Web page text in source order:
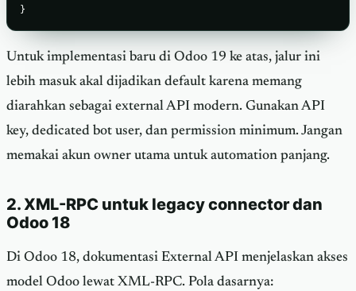
}
Untuk implementasi baru di Odoo 19 ke atas, jalur ini
lebih masuk akal dijadikan default karena memang
diarahkan sebagai external API modern. Gunakan API
key, dedicated bot user, dan permission minimum. Jangan
memakai akun owner utama untuk automation panjang.
2. XML-RPC untuk legacy connector dan
Odoo 18
Di Odoo 18, dokumentasi External API menjelaskan akses
model Odoo lewat XML-RPC. Pola dasarnya: